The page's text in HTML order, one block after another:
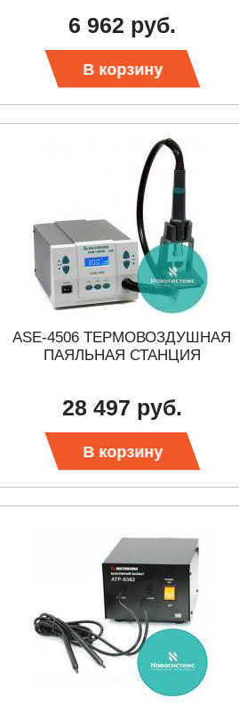
6 962 руб.
В корзину
ASE-4506 ТЕРМОВОЗДУШНАЯ
ПАЯЛЬНАЯ СТАНЦИЯ
28 497 руб.
В корзину